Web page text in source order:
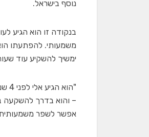
נוסף בישראל.
בנקודה זו הוא הגיע
משמעותי. להפתעתו
ימשיך להשקיע עוד
– והוא בדרך להשקעה
אפשר לשפר